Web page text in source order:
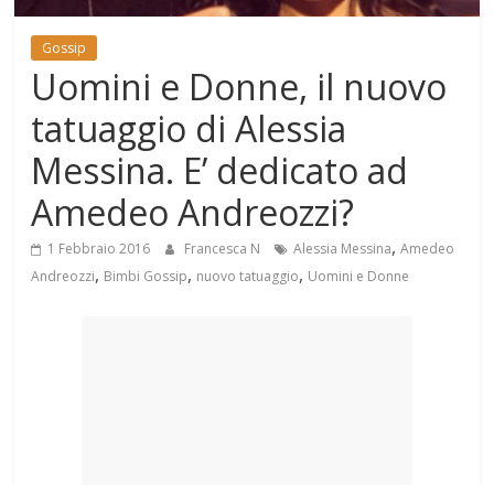
Mondo
Gossip
Uomini e Donne, il nuovo
tatuaggio di Alessia
Messina. E’ dedicato ad
Amedeo Andreozzi?
1 Febbraio 2016 Francesca N Alessia Messina,Amedeo
Andreozzi, Bimbi Gossip, nuovo tatuaggio, Uomini e Donne